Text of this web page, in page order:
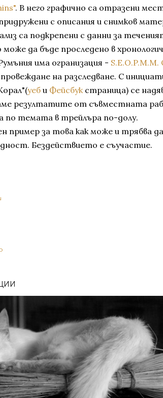
. В него графично са отразени
с описания и снимков
са подкрепени с данни за
да бъде проследено в
има огранизация -
провеждане на разследване. С
уеб и Фейсбукстраница) се
резултатите от съвместната
по темата в трейлъра по-долу.
пример за това как може и трябва
Бездействието е съучастие.